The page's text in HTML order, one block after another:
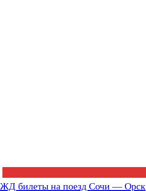
ЖД билеты на поезд Сочи — Орск